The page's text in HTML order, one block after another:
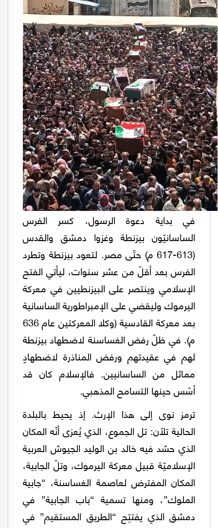
في بداية دعوة الرسول، كسر الفرس
الساسانيّون بيزنطة وغزوا دمشق والقدس
(613-617 م) حتّى مصر. لتعود بيزنطة وتطرد
الفرس بعد أقلّ من عشر سنوات، ليأتي الفتح
الإسلامي وينتصر على البيزنطيين في معركة
اليرموك وليقضي على الإمبراطورية الساسانية
بعد معركة القادسية (وكلا المعركتين عام 636
م). في ظلّ رفض الغساسنة لاضطهاد بيزنطة
لهم في عقيدتهم ورفض المناذرة لاضطهادٍ
مماثل من الساسانيين. فالإسلام كان قد
أسّس حينها التسامح المذهبي.
ترمز نوى إلى هذا الإرث. إذ يحيط بالبلدة
الحالية تلّان: تل الجموع، الذي يُعزى أنّه المكان
الذي حشد فيه خالد بن الوليد الجيوش العربية
الإسلاميّة قبيل معركة اليرموك، وتلّ الجابية،
المكان المفترض لعاصمة الغساسنة، “جابية
الملوك”، ومنها تسمية “باب الجابية” في
دمشق الذي يفتتِح “الطريق المستقيم” في